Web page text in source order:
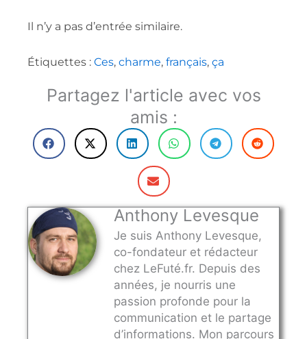
Il n’y a pas d’entrée similaire.
Étiquettes : Ces, charme, français, ça
Partagez l'article avec vos
amis :
Anthony Levesque
Je suis Anthony Levesque,
co-fondateur et rédacteur
chez LeFuté.fr. Depuis des
années, je nourris une
passion profonde pour la
communication et le partage
d’informations. Mon parcours